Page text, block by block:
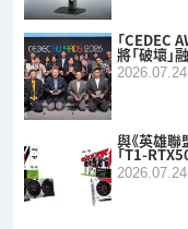
「CEDEC
將「破壞」
與《英雄
「T1-